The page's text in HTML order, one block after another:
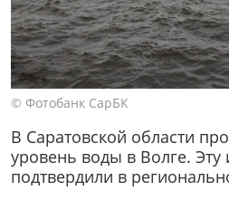
© Фотобанк СарБК
В Саратовской области
уровень воды в Волге.
подтвердили в